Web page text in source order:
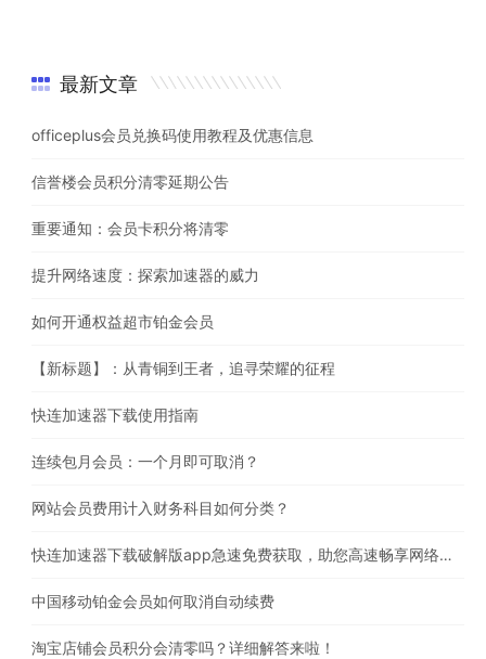
最新文章
officeplus会员兑换码使用教程及优惠信息
信誉楼会员积分清零延期公告
重要通知：会员卡积分将清零
提升网络速度：探索加速器的威力
如何开通权益超市铂金会员
【新标题】：从青铜到王者，追寻荣耀的征程
快连加速器下载使用指南
连续包月会员：一个月即可取消？
网站会员费用计入财务科目如何分类？
快连加速器下载破解版app急速免费获取，助您高速畅享网络体验
中国移动铂金会员如何取消自动续费
淘宝店铺会员积分会清零吗？详细解答来啦！